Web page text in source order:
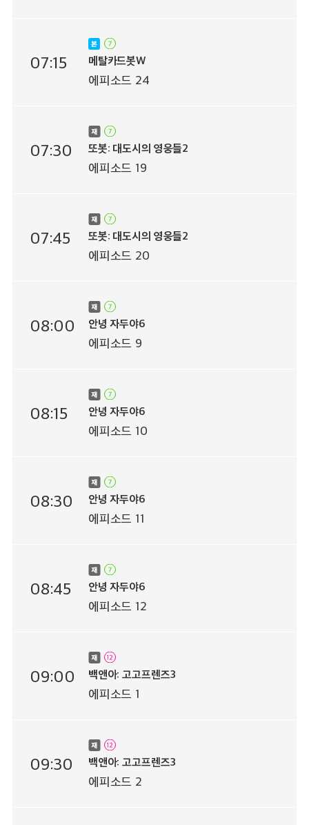
07:15 메탈카드봇W
에피소드 24
07:30 또봇: 대도시의 영웅들2
에피소드 19
07:45 또봇: 대도시의 영웅들2
에피소드 20
08:00 안녕 자두야6
에피소드 9
08:15 안녕 자두야6
에피소드 10
08:30 안녕 자두야6
에피소드 11
08:45 안녕 자두야6
에피소드 12
09:00 백앤아: 고고프렌즈3
에피소드 1
09:30 백앤아: 고고프렌즈3
에피소드 2